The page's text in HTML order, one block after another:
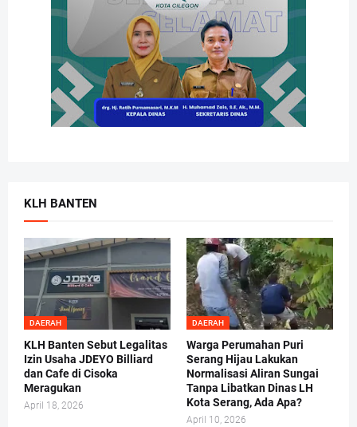
KLH BANTEN
DAERAH
KLH Banten Sebut Legalitas
Izin Usaha JDEYO Billiard
dan Cafe di Cisoka
Meragukan
April 18, 2026
DAERAH
Warga Perumahan Puri
Serang Hijau Lakukan
Normalisasi Aliran Sungai
Tanpa Libatkan Dinas LH
Kota Serang, Ada Apa?
April 10, 2026